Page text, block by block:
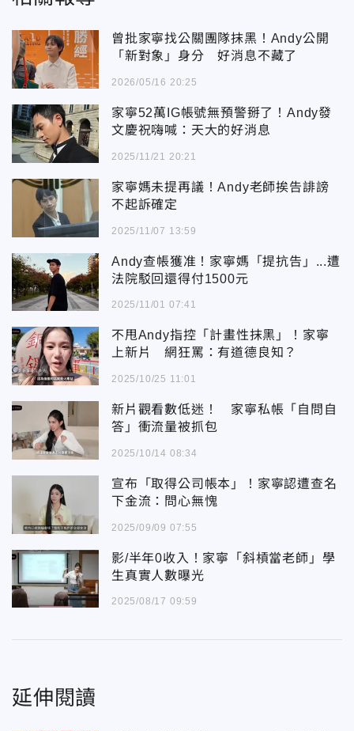
曾批家寧找公關團隊抹黑！Andy公開
「新對象」身分 好消息不藏了
2026/05/16 20:25
家寧52萬IG帳號無預警掰了！Andy發
文慶祝嗨喊：天大的好消息
2025/11/21 20:21
家寧媽未提再議！Andy老師挨告誹謗
不起訴確定
2025/11/07 13:59
Andy查帳獲准！家寧媽「提抗告」...遭
法院駁回還得付1500元
2025/11/01 07:41
不甩Andy指控「計畫性抹黑」！家寧
上新片 網狂罵：有道德良知？
2025/10/25 11:01
新片觀看數低迷！ 家寧私帳「自問自
答」衝流量被抓包
2025/10/14 08:34
宣布「取得公司帳本」！家寧認遭查名
下金流：問心無愧
2025/09/09 07:55
影/半年0收入！家寧「斜槓當老師」學
生真實人數曝光
2025/08/17 09:59
延伸閱讀